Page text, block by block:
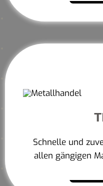
Schnelle und
allen gängigen